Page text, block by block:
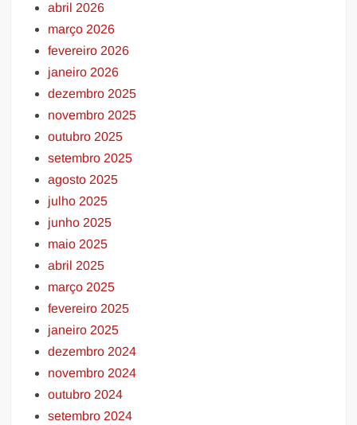
abril 2026
março 2026
fevereiro 2026
janeiro 2026
dezembro 2025
novembro 2025
outubro 2025
setembro 2025
agosto 2025
julho 2025
junho 2025
maio 2025
abril 2025
março 2025
fevereiro 2025
janeiro 2025
dezembro 2024
novembro 2024
outubro 2024
setembro 2024